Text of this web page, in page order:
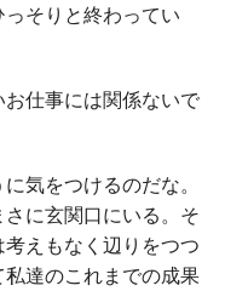
そりと終わってい
お仕事には関係ないで
気をつけるのだな。
に玄関口にいる。そ
えもなく辺りをつつ
達のこれまでの成果